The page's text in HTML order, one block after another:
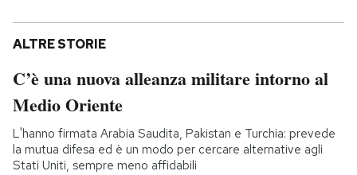
ALTRE STORIE
C’è una nuova alleanza militare intorno al
Medio Oriente
L'hanno firmata Arabia Saudita, Pakistan e Turchia: prevede
la mutua difesa ed è un modo per cercare alternative agli
Stati Uniti, sempre meno affidabili